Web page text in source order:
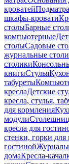
кроватей
шкафы-кровати
столыБарные
компьютерные
столыСадовые
журнальные
столики
книгиСтулья
табуреты
креслаДетские
кресла, стулья,
для кормления
модули
кресла для
стенки, горки для
гостиной
домаКресла-